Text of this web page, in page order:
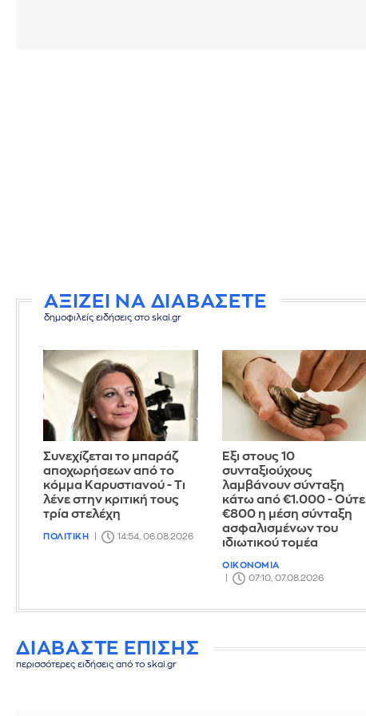
ΑΞΙΖΕΙ ΝΑ ΔΙΑΒΑΣΕΤΕ
δημοφιλείς ειδήσεις στο skai.gr
Συνεχίζεται το μπαράζ
αποχωρήσεων από το
κόμμα Καρυστιανού - Τι
λένε στην κριτική τους
τρία στελέχη
ΠΟΛΙΤΙΚΗ 14:54, 06.08.2026
Έξι στους 10
συνταξιούχους
λαμβάνουν σύνταξη
κάτω από €1.000 - Ούτε
€800 η μέση σύνταξη
ασφαλισμένων του
ιδιωτικού τομέα
ΟΙΚΟΝΟΜΙΑ
07:10, 07.08.2026
ΔΙΑΒΑΣΤΕ ΕΠΙΣΗΣ
περισσότερες ειδήσεις από το skai.gr